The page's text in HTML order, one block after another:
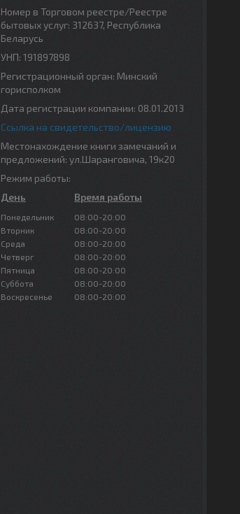
Номер в Торговом реестре/Реестре
бытовых услуг: 312637, Республика
Беларусь
УНП: 191897898
Регистрационный орган: Минский
горисполком
Дата регистрации компании: 08.01.2013
Ссылка на свидетельство/лицензию
Местонахождение книги замечаний и
предложений: ул.Шаранговича, 19к20
Режим работы:
День
Время работы
Понедельник
08:00-20:00
Вторник
08:00-20:00
Среда
08:00-20:00
Четверг
08:00-20:00
Пятница
08:00-20:00
Суббота
08:00-20:00
Воскресенье
08:00-20:00